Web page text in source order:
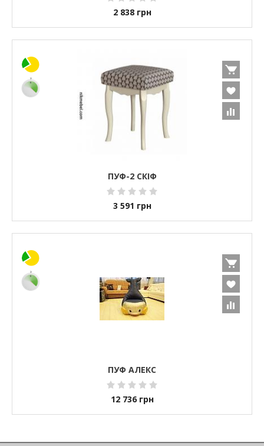
2 838 грн
ПУФ-2 СКІФ
3 591 грн
ПУФ АЛЕКС
12 736 грн